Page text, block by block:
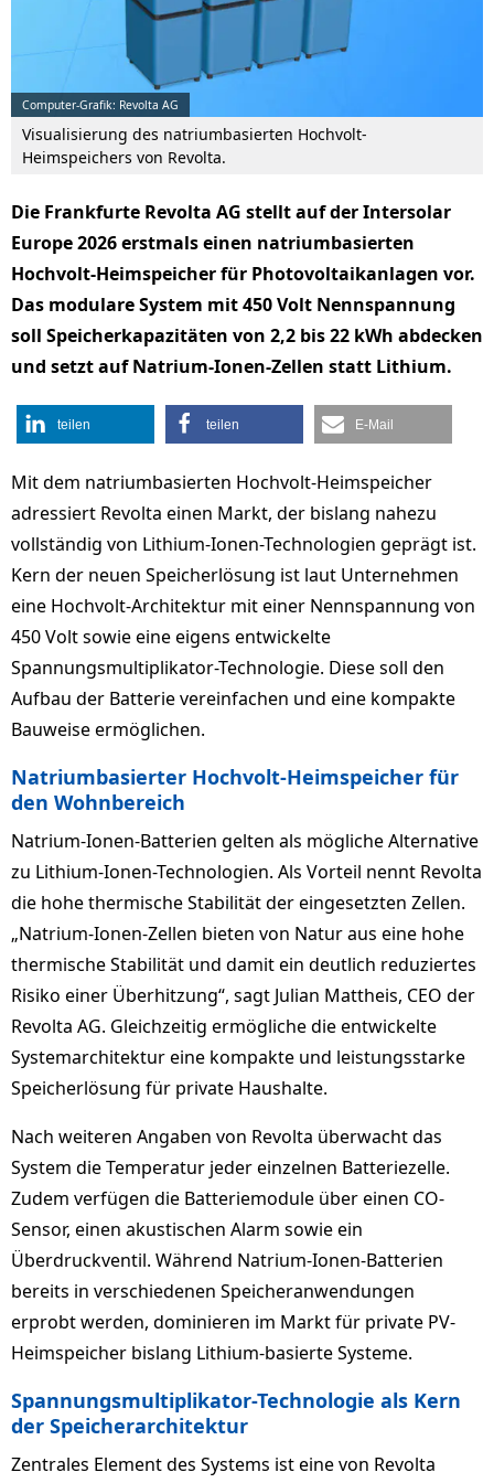
Computer-Grafik: Revolta AG
Visualisierung des natriumbasierten Hochvolt-
Heimspeichers von Revolta.
Die Frankfurte Revolta AG stellt auf der Intersolar
Europe 2026 erstmals einen natriumbasierten
Hochvolt-Heimspeicher für Photovoltaikanlagen vor.
Das modulare System mit 450 Volt Nennspannung
soll Speicherkapazitäten von 2,2 bis 22 kWh abdecken
und setzt auf Natrium-Ionen-Zellen statt Lithium.
teilen teilen E-Mail
Mit dem natriumbasierten Hochvolt-Heimspeicher
adressiert Revolta einen Markt, der bislang nahezu
vollständig von Lithium-Ionen-Technologien geprägt ist.
Kern der neuen Speicherlösung ist laut Unternehmen
eine Hochvolt-Architektur mit einer Nennspannung von
450 Volt sowie eine eigens entwickelte
Spannungsmultiplikator-Technologie. Diese soll den
Aufbau der Batterie vereinfachen und eine kompakte
Bauweise ermöglichen.
Natriumbasierter Hochvolt-Heimspeicher für
den Wohnbereich
Natrium-Ionen-Batterien gelten als mögliche Alternative
zu Lithium-Ionen-Technologien. Als Vorteil nennt Revolta
die hohe thermische Stabilität der eingesetzten Zellen.
„Natrium-Ionen-Zellen bieten von Natur aus eine hohe
thermische Stabilität und damit ein deutlich reduziertes
Risiko einer Überhitzung“, sagt Julian Mattheis, CEO der
Revolta AG. Gleichzeitig ermögliche die entwickelte
Systemarchitektur eine kompakte und leistungsstarke
Speicherlösung für private Haushalte.
Nach weiteren Angaben von Revolta überwacht das
System die Temperatur jeder einzelnen Batteriezelle.
Zudem verfügen die Batteriemodule über einen CO-
Sensor, einen akustischen Alarm sowie ein
Überdruckventil. Während Natrium-Ionen-Batterien
bereits in verschiedenen Speicheranwendungen
erprobt werden, dominieren im Markt für private PV-
Heimspeicher bislang Lithium-basierte Systeme.
Spannungsmultiplikator-Technologie als Kern
der Speicherarchitektur
Zentrales Element des Systems ist eine von Revolta